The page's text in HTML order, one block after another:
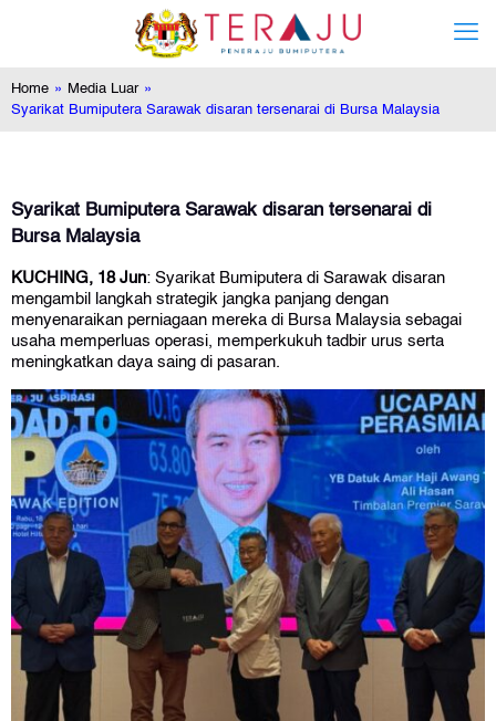
Home » Media Luar »
Syarikat Bumiputera Sarawak disaran tersenarai di Bursa Malaysia
Syarikat Bumiputera Sarawak disaran tersenarai di
Bursa Malaysia
KUCHING, 18 Jun: Syarikat Bumiputera di Sarawak disaran
mengambil langkah strategik jangka panjang dengan
menyenaraikan perniagaan mereka di Bursa Malaysia sebagai
usaha memperluas operasi, memperkukuh tadbir urus serta
meningkatkan daya saing di pasaran.